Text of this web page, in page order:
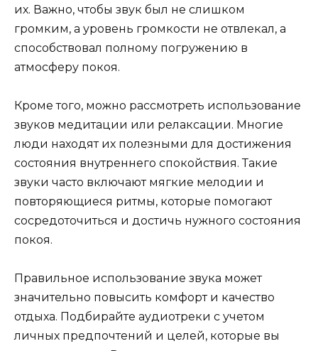
их. Важно, чтобы звук был не слишком
громким, а уровень громкости не отвлекал, а
способствовал полному погружению в
атмосферу покоя.
Кроме того, можно рассмотреть использование
звуков медитации или релаксации. Многие
люди находят их полезными для достижения
состояния внутреннего спокойствия. Такие
звуки часто включают мягкие мелодии и
повторяющиеся ритмы, которые помогают
сосредоточиться и достичь нужного состояния
покоя.
Правильное использование звука может
значительно повысить комфорт и качество
отдыха. Подбирайте аудиотреки с учетом
личных предпочтений и целей, которые вы